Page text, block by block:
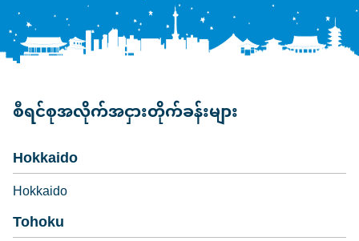
စီရင်စုအလိုက်အငှားတိုက်ခန်းများ
Hokkaido
Hokkaido
Tohoku